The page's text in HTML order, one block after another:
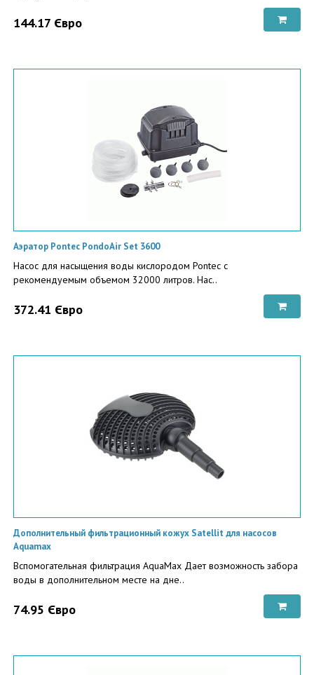
144.17 Євро
Аэратор Pontec PondoAir Set 3600
Насос для насыщения воды кислородом Pontec с
рекомендуемым объемом 32000 литров. Нас..
372.41 Євро
Дополнительный фильтрационный кожух Satellit для насосов
Aquamax
Вспомогательная фильтрация AquaMax Дает возможность забора
воды в дополнительном месте на дне..
74.95 Євро